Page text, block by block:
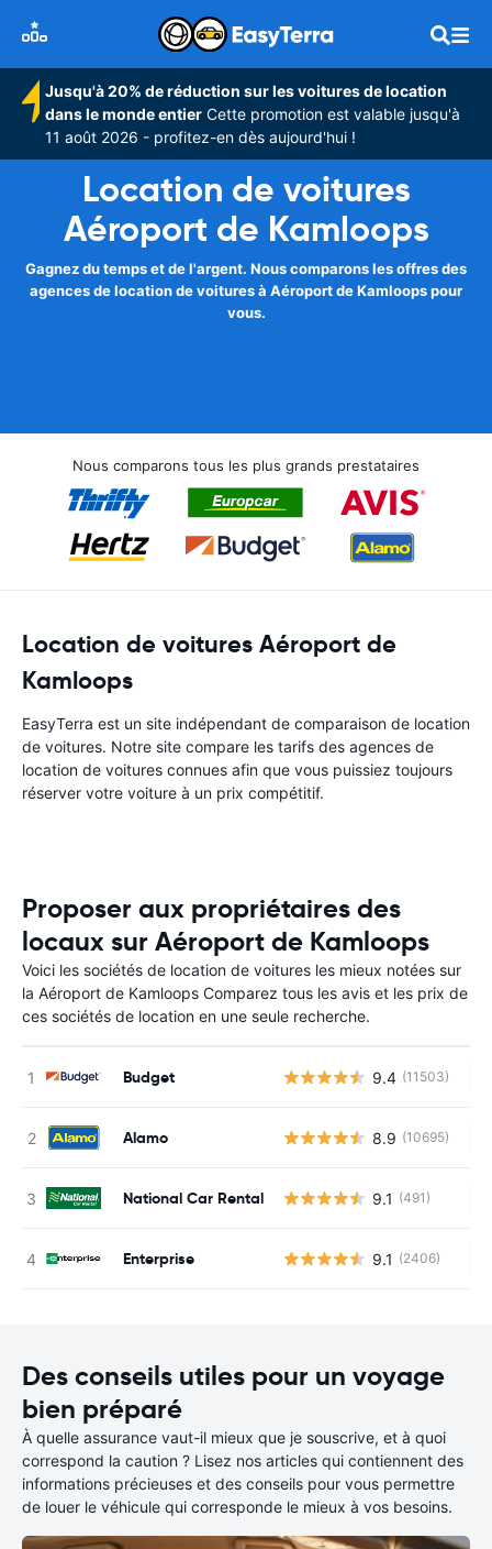
Jusqu'à 20% de réduction sur les voitures de location
dans le monde entier Cette promotion est valable jusqu'à
11 août 2026 - profitez-en dès aujourd'hui !
Location de voitures
Aéroport de Kamloops
Gagnez du temps et de l'argent. Nous comparons les offres des
agences de location de voitures à Aéroport de Kamloops pour
vous.
Nous comparons tous les plus grands prestataires
Location de voitures Aéroport de
Kamloops
EasyTerra est un site indépendant de comparaison de location
de voitures. Notre site compare les tarifs des agences de
location de voitures connues afin que vous puissiez toujours
réserver votre voiture à un prix compétitif.
Proposer aux propriétaires des
locaux sur Aéroport de Kamloops
Voici les sociétés de location de voitures les mieux notées sur
la Aéroport de Kamloops Comparez tous les avis et les prix de
ces sociétés de location en une seule recherche.
Budget 9.4 (11503)
Alamo 8.9 (10695)
National Car Rental 9.1 (491)
Enterprise 9.1 (2406)
Des conseils utiles pour un voyage
bien préparé
À quelle assurance vaut-il mieux que je souscrive, et à quoi
correspond la caution ? Lisez nos articles qui contiennent des
informations précieuses et des conseils pour vous permettre
de louer le véhicule qui corresponde le mieux à vos besoins.